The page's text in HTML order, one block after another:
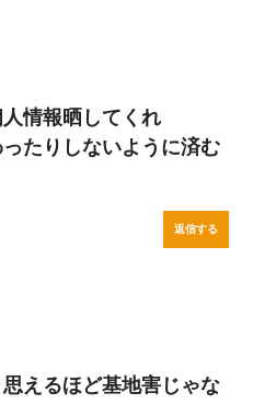
情報晒してくれ
たりしないように済む
返信する
えるほど基地害じゃな